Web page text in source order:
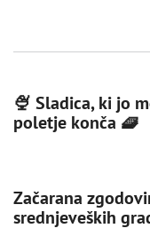
🍨 Sladica, ki jo
poletje konča 🧇
Začarana
srednjeveških